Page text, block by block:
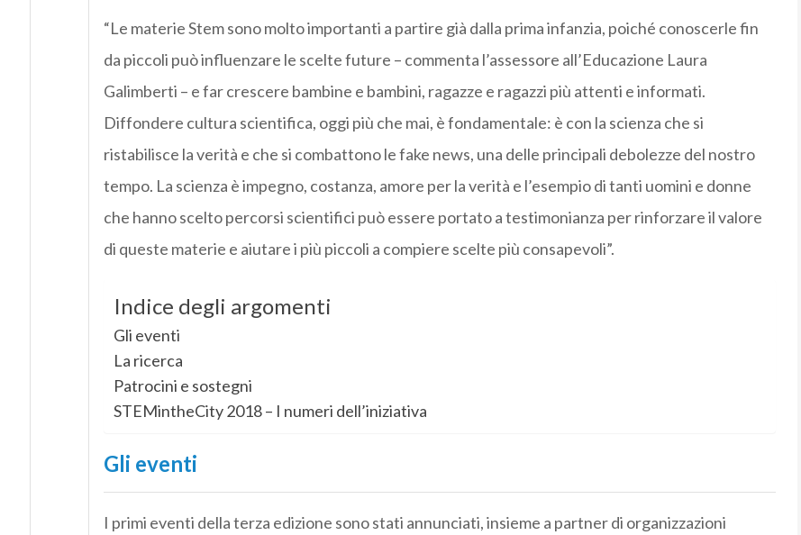
“Le materie Stem sono molto importanti a partire già dalla prima infanzia, poiché conoscerle fin
da piccoli può influenzare le scelte future – commenta l’assessore all’Educazione Laura
Galimberti – e far crescere bambine e bambini, ragazze e ragazzi più attenti e informati.
Diffondere cultura scientifica, oggi più che mai, è fondamentale: è con la scienza che si
ristabilisce la verità e che si combattono le fake news, una delle principali debolezze del nostro
tempo. La scienza è impegno, costanza, amore per la verità e l’esempio di tanti uomini e donne
che hanno scelto percorsi scientifici può essere portato a testimonianza per rinforzare il valore
di queste materie e aiutare i più piccoli a compiere scelte più consapevoli”.
Indice degli argomenti
Gli eventi
La ricerca
Patrocini e sostegni
STEMintheCity 2018 – I numeri dell’iniziativa
Gli eventi
I primi eventi della terza edizione sono stati annunciati, insieme a partner di organizzazioni